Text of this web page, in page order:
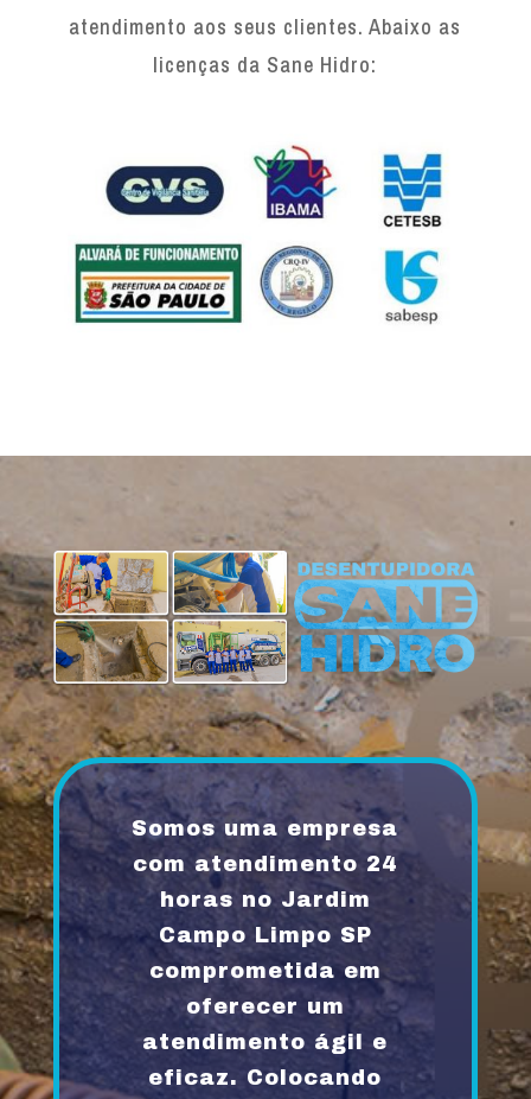
atendimento aos seus clientes. Abaixo as
licenças da Sane Hidro:
Somos uma empresa
com atendimento 24
horas no Jardim
Campo Limpo SP
comprometida em
oferecer um
atendimento ágil e
eficaz. Colocando